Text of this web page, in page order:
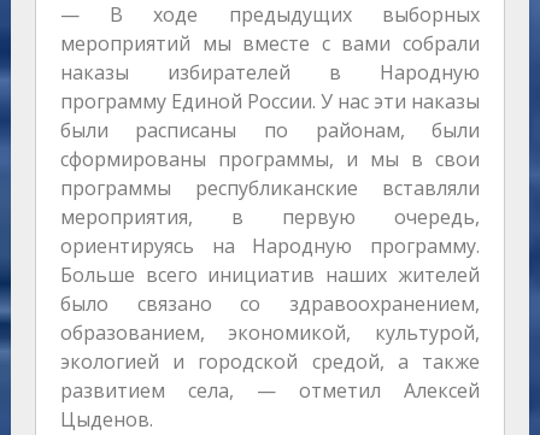
— В ходе предыдущих выборных
мероприятий мы вместе с вами собрали
наказы избирателей в Народную
программу Единой России. У нас эти наказы
были расписаны по районам, были
сформированы программы, и мы в свои
программы республиканские вставляли
мероприятия, в первую очередь,
ориентируясь на Народную программу.
Больше всего инициатив наших жителей
было связано со здравоохранением,
образованием, экономикой, культурой,
экологией и городской средой, а также
развитием села, — отметил Алексей
Цыденов.